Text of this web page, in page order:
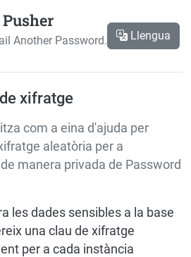
Another Password. Llengua
xifratge
com a eina d'ajuda per
aleatòria per a
manera privada de Password
les dades sensibles a la base
una clau de xifratge
per a cada instància